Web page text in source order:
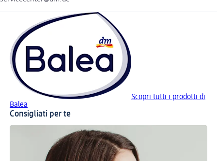
Scopri tutti i prodotti di
Balea
Consigliati per te